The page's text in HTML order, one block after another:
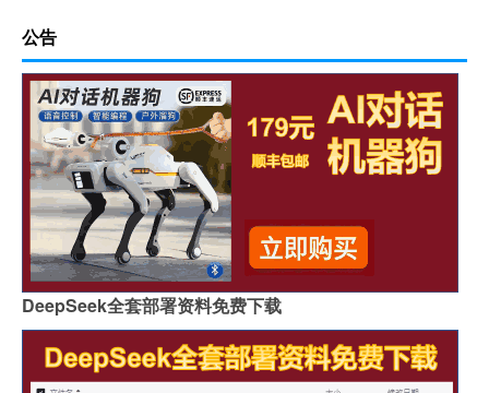
公告
DeepSeek全套部署资料免费下载